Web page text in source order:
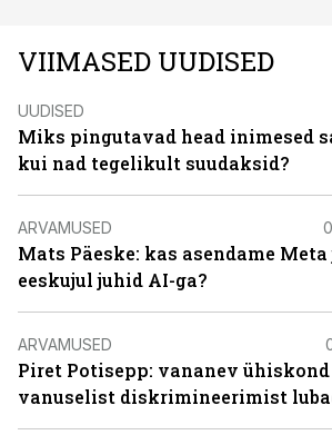
VIIMASED UUDISED
UUDISED
Miks pingutavad head inimesed
kui nad tegelikult suudaksid?
ARVAMUSED
Mats Päeske: kas asendame Meta
eeskujul juhid AI-ga?
ARVAMUSED
Piret Potisepp: vananev ühiskond
vanuselist diskrimineerimist